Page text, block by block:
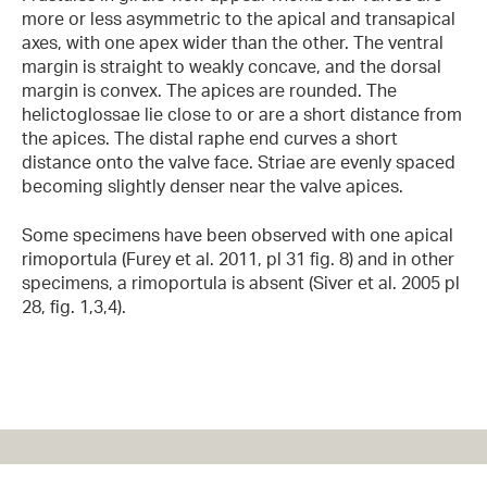
more or less asymmetric to the apical and transapical
axes, with one apex wider than the other. The ventral
margin is straight to weakly concave, and the dorsal
margin is convex. The apices are rounded. The
helictoglossae lie close to or are a short distance from
the apices. The distal raphe end curves a short
distance onto the valve face. Striae are evenly spaced
becoming slightly denser near the valve apices.
Some specimens have been observed with one apical
rimoportula (Furey et al. 2011, pl 31 fig. 8) and in other
specimens, a rimoportula is absent (Siver et al. 2005 pl
28, fig. 1,3,4).